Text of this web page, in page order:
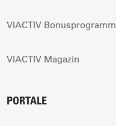
VIACTIV Bonusprogramm
VIACTIV Magazin
PORTALE